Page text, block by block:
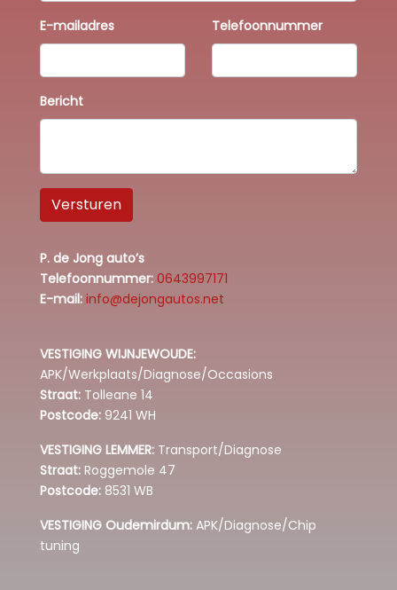
E-mailadres Telefoonnummer
Bericht
Versturen
P. de Jong auto’s
Telefoonnummer: 0643997171
E-mail: info@dejongautos.net
VESTIGING WIJNJEWOUDE:
APK/Werkplaats/Diagnose/Occasions
Straat: Tolleane 14
Postcode: 9241 WH
VESTIGING LEMMER: Transport/Diagnose
Straat: Roggemole 47
Postcode: 8531 WB
VESTIGING Oudemirdum: APK/Diagnose/Chip
tuning